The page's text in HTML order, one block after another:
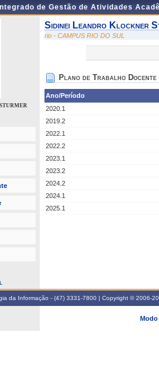
de Gestão de Atividades
Sidinei Leandro Klockner
rio - CAMPUS RIO DO SUL
Plano de Trabalho Docente
Ano/Período
2020.1
2019.2
2022.1
2022.2
2023.1
2023.2
2024.2
2024.1
2025.1
da Informação - (47) 3331-7800 | Copyright © 2006-
Modo